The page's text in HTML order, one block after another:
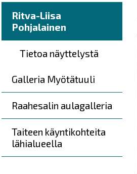
Ritva-Liisa
Pohjalainen
Tietoa näyttelystä
Galleria Myötätuuli
Raahesalin aulagalleria
Taiteen käyntikohteita
lähialueella